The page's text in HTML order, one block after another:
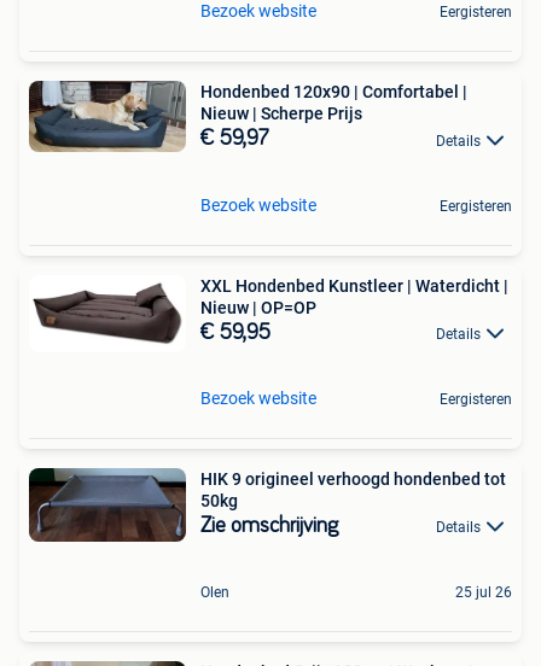
Bezoek website Eergisteren
Hondenbed 120x90 | Comfortabel |
Nieuw | Scherpe Prijs
€ 59,97 Details
Bezoek website Eergisteren
XXL Hondenbed Kunstleer | Waterdicht |
Nieuw | OP=OP
€ 59,95 Details
Bezoek website Eergisteren
HIK 9 origineel verhoogd hondenbed tot
50kg
Zie omschrijving Details
Olen 25 jul 26